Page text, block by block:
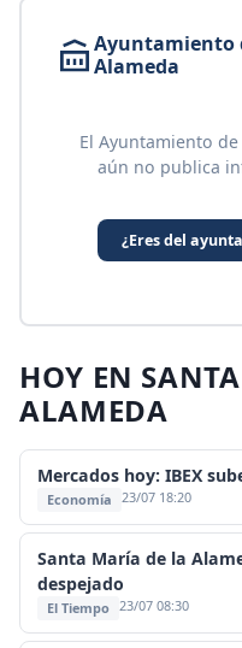
Ayuntamiento
Alameda
El Ayuntamiento
aún no publica
¿Eres del
HOY EN
ALAMEDA
Mercados hoy: IBEX
Economía 23/07 18:20
Santa María de la
despejado
El Tiempo 23/07 08:30